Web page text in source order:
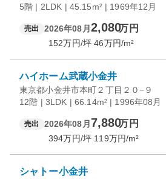
5階 | 2LDK | 45.15m² | 1969年12月
売出 2026年08月 2,080万円
152万円/坪 46万円/m²
ハイホーム武蔵小金井
東京都小金井市本町２丁目２０−９
12階 | 3LDK | 66.14m² | 1996年08月
売出 2026年08月 7,880万円
394万円/坪 119万円/m²
シャトー小金井